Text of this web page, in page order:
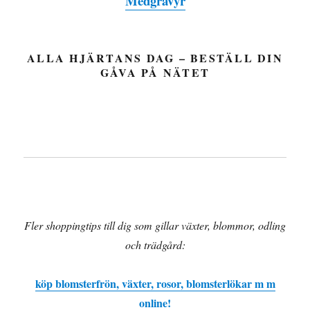
ALLA HJÄRTANS DAG – BESTÄLL DIN
GÅVA PÅ NÄTET
Fler shoppingtips till dig som gillar växter, blommor, odling
och trädgård:
köp blomsterfrön, växter, rosor, blomsterlökar m m
online!